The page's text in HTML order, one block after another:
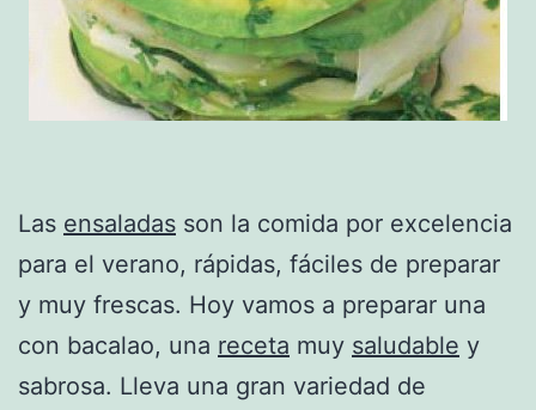
Las ensaladas son la comida por excelencia
para el verano, rápidas, fáciles de preparar
y muy frescas. Hoy vamos a preparar una
con bacalao, una receta muy saludable y
sabrosa. Lleva una gran variedad de